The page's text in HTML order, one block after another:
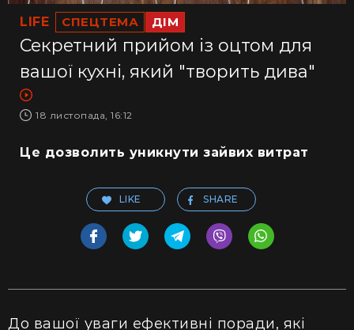
LIFE СПЕЦТЕМА ДІМ
Секретний прийом із оцтом для
вашої кухні, який "творить дива"
18 листопада, 16:12
Це дозволить уникнути зайвих витрат
LIKE SHARE
До вашої уваги ефективні поради, які